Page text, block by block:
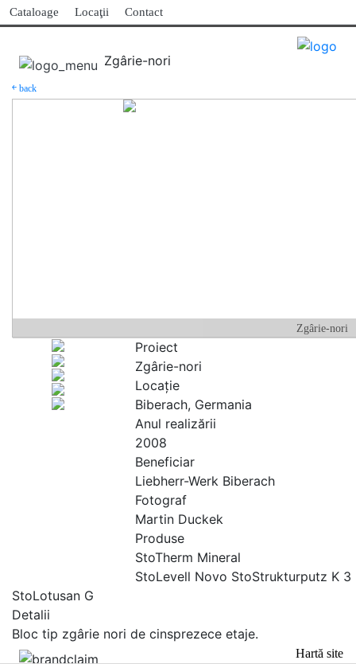
Cataloage Locaţii Contact
￩ back
Zgârie-nori
Zgârie-nori
Proiect
Zgârie-nori
Locaţie
Biberach, Germania
Anul realizării
2008
Beneficiar
Liebherr-Werk Biberach
Fotograf
Martin Duckek
Produse
StoTherm Mineral
StoLevell Novo StoStrukturputz K 3
StoLotusan G
Detalii
Bloc tip zgârie nori de cinsprezece etaje.
Hartă site